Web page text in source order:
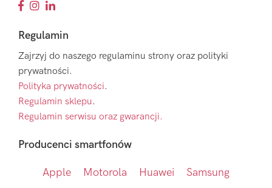
Regulamin
Zajrzyj do naszego regulaminu strony oraz polityki
prywatności.
Polityka prywatności.
Regulamin sklepu.
Regulamin serwisu oraz gwarancji.
Producenci smartfonów
Apple Motorola Huawei Samsung